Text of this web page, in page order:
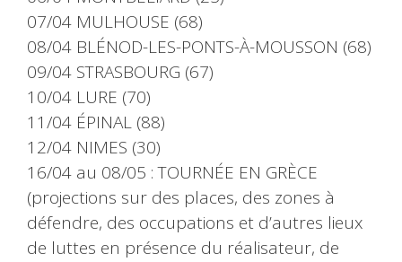
07/04 MULHOUSE (68)
08/04 BLÉNOD-LES-PONTS-À-MOUSSON (68)
09/04 STRASBOURG (67)
10/04 LURE (70)
11/04 ÉPINAL (88)
12/04 NIMES (30)
16/04 au 08/05 : TOURNÉE EN GRÈCE
(projections sur des places, des zones à
défendre, des occupations et d’autres lieux
de luttes en présence du réalisateur, de